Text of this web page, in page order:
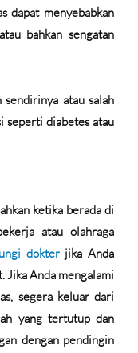
dapat menyebabkan
bahkan sengatan
atau salah
seperti diabetes atau
ketika berada di
atau olahraga
dokterjika Anda
Jika Anda mengalami
segera keluar dari
yang tertutup dan
dengan pendingin